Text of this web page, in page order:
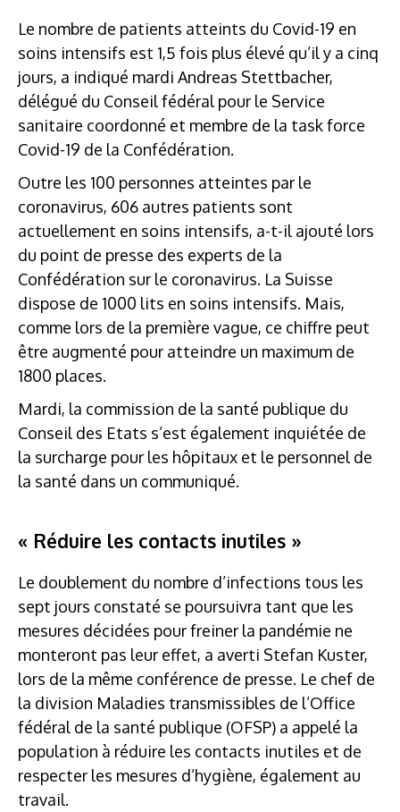
Le nombre de patients atteints du Covid-19 en
soins intensifs est 1,5 fois plus élevé qu’il y a cinq
jours, a indiqué mardi Andreas Stettbacher,
délégué du Conseil fédéral pour le Service
sanitaire coordonné et membre de la task force
Covid-19 de la Confédération.
Outre les 100 personnes atteintes par le
coronavirus, 606 autres patients sont
actuellement en soins intensifs, a-t-il ajouté lors
du point de presse des experts de la
Confédération sur le coronavirus. La Suisse
dispose de 1000 lits en soins intensifs. Mais,
comme lors de la première vague, ce chiffre peut
être augmenté pour atteindre un maximum de
1800 places.
Mardi, la commission de la santé publique du
Conseil des Etats s’est également inquiétée de
la surcharge pour les hôpitaux et le personnel de
la santé dans un communiqué.
« Réduire les contacts inutiles »
Le doublement du nombre d’infections tous les
sept jours constaté se poursuivra tant que les
mesures décidées pour freiner la pandémie ne
monteront pas leur effet, a averti Stefan Kuster,
lors de la même conférence de presse. Le chef de
la division Maladies transmissibles de l’Office
fédéral de la santé publique (OFSP) a appelé la
population à réduire les contacts inutiles et de
respecter les mesures d’hygiène, également au
travail.